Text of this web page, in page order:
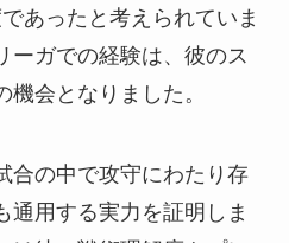
あったと考えられていま
ーガでの経験は、彼のス
会となりました。
合の中で攻守にわたり存
通用する実力を証明しま